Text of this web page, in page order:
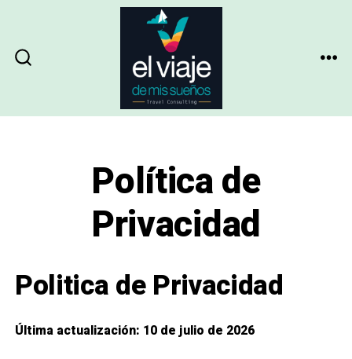
content
Política de
Privacidad
Politica de Privacidad
Última actualización: 10 de julio de 2026